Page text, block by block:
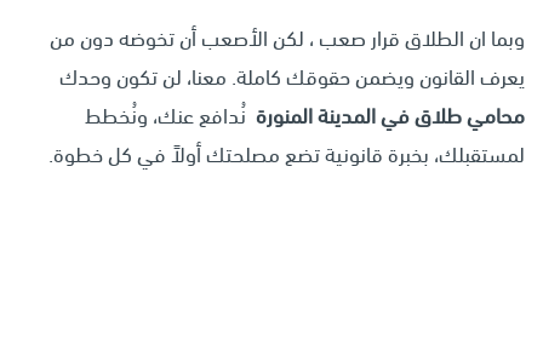
وبما ان الطلاق قرار صعب ، لكن الأصعب أن تخوضه دون من
يعرف القانون ويضمن حقوقك كاملة. معنا، لن تكون وحدك
محامي طلاق في المدينة المنورة نُدافع عنك، ونُخطط
لمستقبلك، بخبرة قانونية تضع مصلحتك أولاً في كل خطوة.